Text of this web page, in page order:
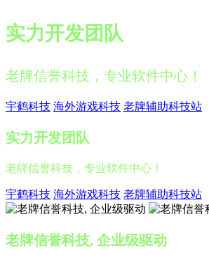
实力开发团队
老牌信誉科技，专业软件中心！
宇鹤科技 海外游戏科技 老牌辅助科技站
实力开发团队
老牌信誉科技，专业软件中心！
宇鹤科技 海外游戏科技 老牌辅助科技站
老牌信誉科技, 企业级驱动